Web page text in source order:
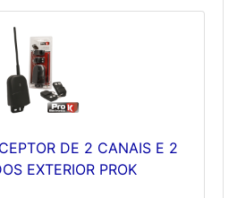
DE 2 CANAIS E 2
EXTERIOR PROK